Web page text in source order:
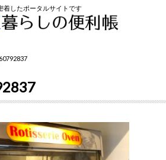
着したポータルサイトです